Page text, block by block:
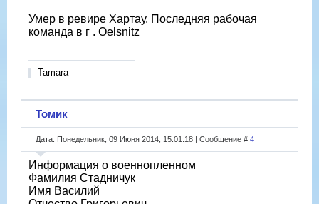
Умер в ревире Хартау. Последняя рабочая
команда в г . Oelsnitz
Tamara
Томик
Дата: Понедельник, 09 Июня 2014, 15:01:18 | Сообщение # 4
Информация о военнопленном
Фамилия Стадничук
Имя Василий